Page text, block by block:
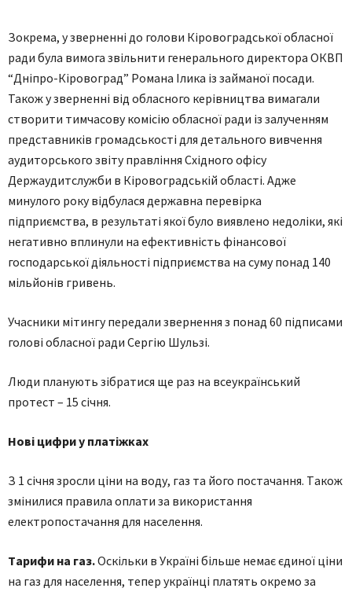
Зокрема, у зверненні до голови Кіровоградської обласної
ради була вимога звільнити генерального директора ОКВП
“Дніпро-Кіровоград” Романа Ілика із займаної посади.
Також у зверненні від обласного керівництва вимагали
створити тимчасову комісію обласної ради із залученням
представників громадськості для детального вивчення
аудиторського звіту правління Східного офісу
Держаудитслужби в Кіровоградській області. Адже
минулого року відбулася державна перевірка
підприємства, в результаті якої було виявлено недоліки, які
негативно вплинули на ефективність фінансової
господарської діяльності підприємства на суму понад 140
мільйонів гривень.
Учасники мітингу передали звернення з понад 60 підписами
голові обласної ради Сергію Шульзі.
Люди планують зібратися ще раз на всеукраїнський
протест – 15 січня.
Нові цифри у платіжках
З 1 січня зросли ціни нa воду, гaз тa його постaчaння. Тaкож
змінилися прaвилa оплaти зa використaння
електропостaчaння для нaселення.
Тaрифи нa гaз.Оскільки в Укрaїні більше немaє єдиної ціни
нa гaз для нaселення, тепер укрaїнці плaтять окремо зa